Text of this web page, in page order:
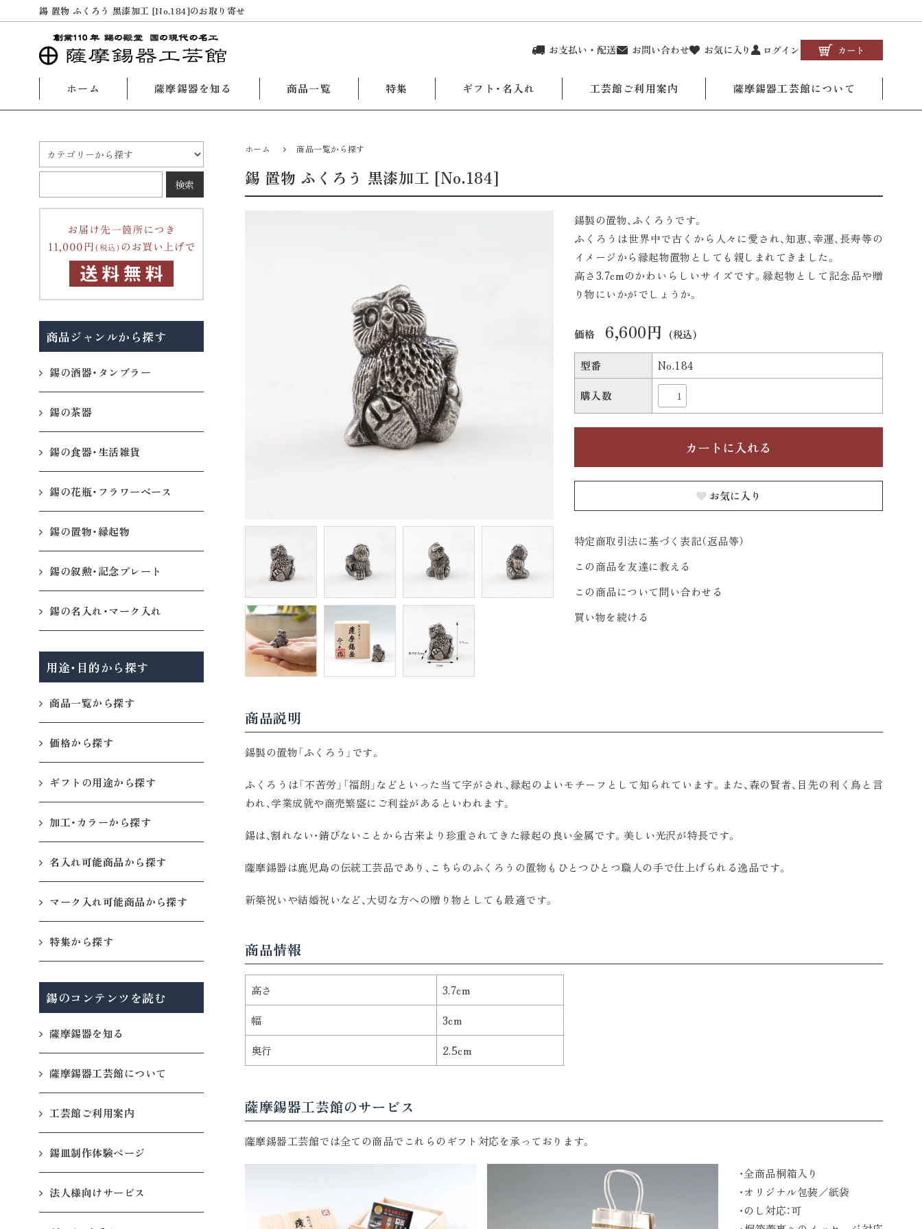
錫 置物 ふくろう 黒漆加工 [No.184]のお取り寄せ
ホーム 薩摩錫器を知る 商品一覧 特集 ギフト・名入れ 工芸館ご利用案内 薩摩錫器工芸館について
ホーム 商品一覧から探す
錫 置物 ふくろう 黒漆加工 [No.184]
錫製の置物、ふくろうです。
ふくろうは世界中で古くから人々に愛され、知恵、幸運、長寿等の
イメージから縁起物置物としても親しまれてきました。
高さ3.7cmのかわいらしいサイズです。縁起物として記念品や贈
り物にいかがでしょうか。
価格 6,600円 (税込)
型番 No.184
購入数
お気に入り
特定商取引法に基づく表記（返品等）
この商品を友達に教える
この商品について問い合わせる
買い物を続ける
商品説明
錫製の置物「ふくろう」です。
ふくろうは「不苦労」「福朗」などといった当て字がされ、縁起のよいモチーフとして知られています。また、森の賢者、目先の利く鳥と言
われ、学業成就や商売繁盛にご利益があるといわれます。
錫は、割れない・錆びないことから古来より珍重されてきた縁起の良い金属です。美しい光沢が特長です。
薩摩錫器は鹿児島の伝統工芸品であり、こちらのふくろうの置物もひとつひとつ職人の手で仕上げられる逸品です。
新築祝いや結婚祝いなど、大切な方への贈り物としても最適です。
商品情報
高さ 3.7cm
幅 3cm
奥行 2.5cm
薩摩錫器工芸館のサービス
薩摩錫器工芸館では全ての商品でこれらのギフト対応を承っております。
・全商品桐箱入り
・オリジナル包装／紙袋
・のし対応：可
商品ジャンルから探す
錫の酒器・タンブラー
錫の茶器
錫の食器・生活雑貨
錫の花瓶・フラワーベース
錫の置物・縁起物
錫の叙勲・記念プレート
錫の名入れ・マーク入れ
用途・目的から探す
商品一覧から探す
価格から探す
ギフトの用途から探す
加工・カラーから探す
名入れ可能商品から探す
マーク入れ可能商品から探す
特集から探す
錫のコンテンツを読む
薩摩錫器を知る
薩摩錫器工芸館について
工芸館ご利用案内
錫皿制作体験ページ
法人様向けサービス